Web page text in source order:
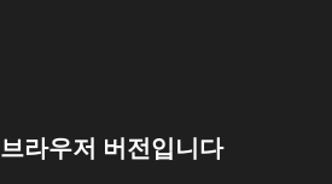
라우저 버전입니다